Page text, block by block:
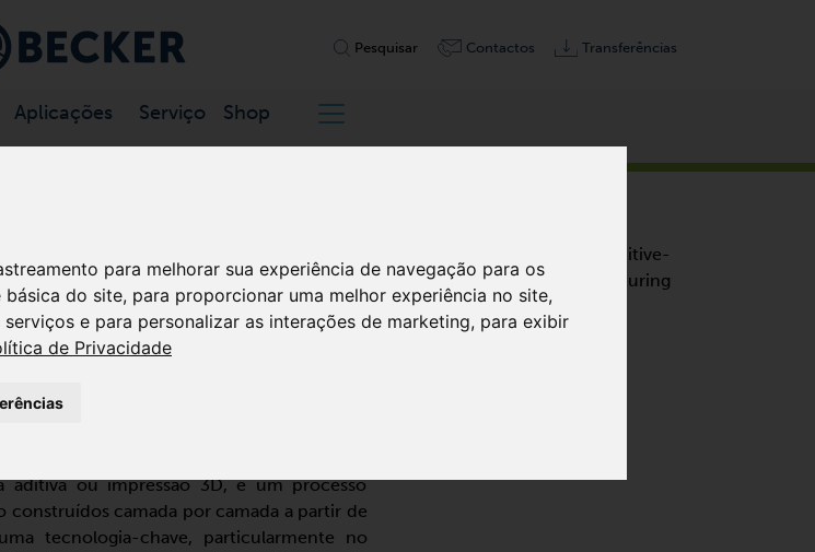
para melhorar sua experiência de navegação para os
básica do site, para proporcionar uma melhor experiência no site,
e para personalizar as interações de marketing, para exibir
de Privacidade
Pesquisar Contactos Transferências
Aplicações Serviço Shop
da Becker para impressão 3D
para os requisitos da manufatura aditiva
aditiva ou impressão 3D, é um processo
construídos camada por camada a partir de
tecnologia-chave, particularmente no